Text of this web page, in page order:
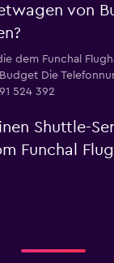
von
dem Funchal
Die
524 392
Shuttle-
Funchal